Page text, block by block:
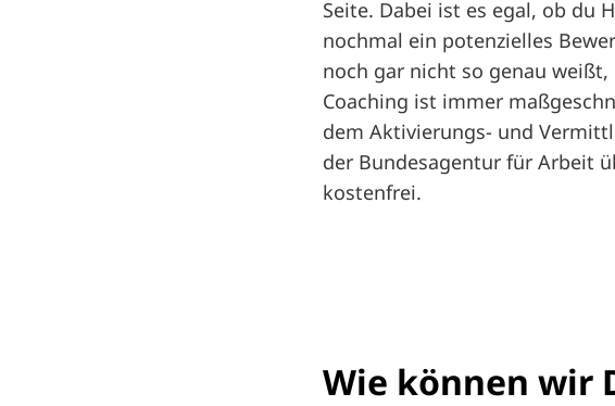
Seite. Dabei ist es egal, ob du
nochmal ein potenzielles
noch gar nicht so genau
Coaching ist immer
dem Aktivierungs- und
der Bundesagentur für Arbeit
kostenfrei.
Wie können wir